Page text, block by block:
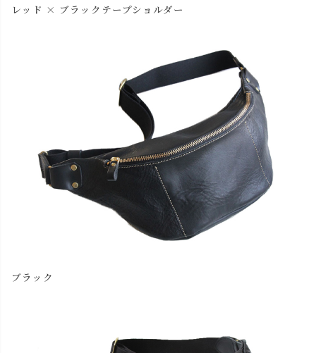
レッド × ブラックテープショルダー
ブラック